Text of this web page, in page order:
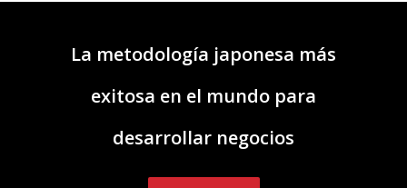
La metodología japonesa más
exitosa en el mundo para
desarrollar negocios